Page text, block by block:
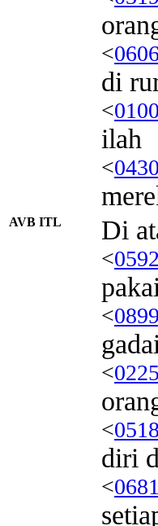
<
di
<
ilah
<0430
AVB ITL Di
<
<0899
<
<
diri
<0681